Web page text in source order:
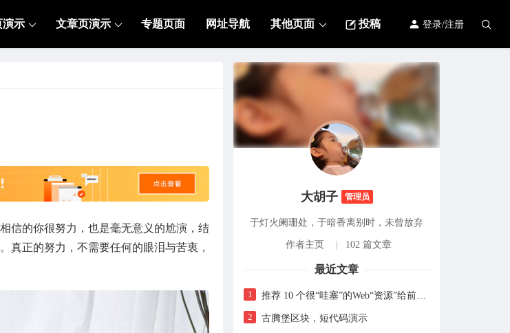
演示 文章页演示 专题页面 网址导航 其他页面 投稿 登录/注册
信的你很努力，也是毫无意义的尬演，结
真正的努力，不需要任何的眼泪与苦衷，
大胡子 管理员
于灯火阑珊处，于暗香离别时，未曾放弃
作者主页 102 篇文章
最近文章
1 推荐 10 个很“哇塞”的Web“资源”给前端工友，收藏等于学会~
2 古腾堡区块，短代码演示
去
来自：酒店预订应用程序用户界面套件下载
咚咚锵 2020-11-03
测试评论后查看隐藏内容。
古腾堡区块，短代码演示
来自：酒店预订应用程序用户界面套件下载